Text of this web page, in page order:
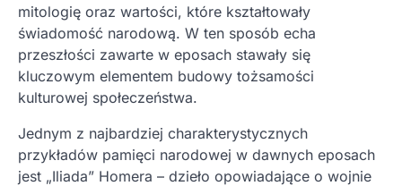
mitologię oraz wartości, które kształtowały
świadomość narodową. W ten sposób echa
przeszłości zawarte w eposach stawały się
kluczowym elementem budowy tożsamości
kulturowej społeczeństwa.
Jednym z najbardziej charakterystycznych
przykładów pamięci narodowej w dawnych eposach
jest „Iliada” Homera – dzieło opowiadające o wojnie